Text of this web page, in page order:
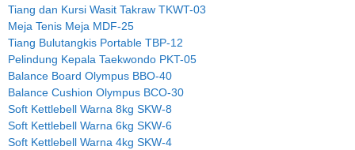
Tiang dan Kursi Wasit Takraw TKWT-03
Meja Tenis Meja MDF-25
Tiang Bulutangkis Portable TBP-12
Pelindung Kepala Taekwondo PKT-05
Balance Board Olympus BBO-40
Balance Cushion Olympus BCO-30
Soft Kettlebell Warna 8kg SKW-8
Soft Kettlebell Warna 6kg SKW-6
Soft Kettlebell Warna 4kg SKW-4